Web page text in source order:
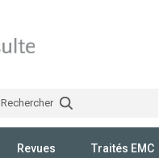
Rechercher
Revues Traités EMC